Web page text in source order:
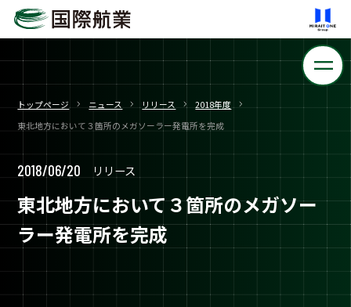
トップページ ニュース リリース
2018年度
東北地方において３箇所のメガソーラー発電所を完成
2018/06/20 リリース
東北地方において３箇所のメガソー
ラー発電所を完成